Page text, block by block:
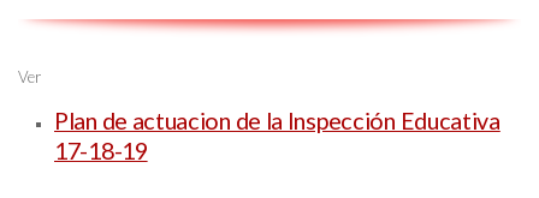
Ver
Plan de actuacion de la Inspección Educativa
17-18-19